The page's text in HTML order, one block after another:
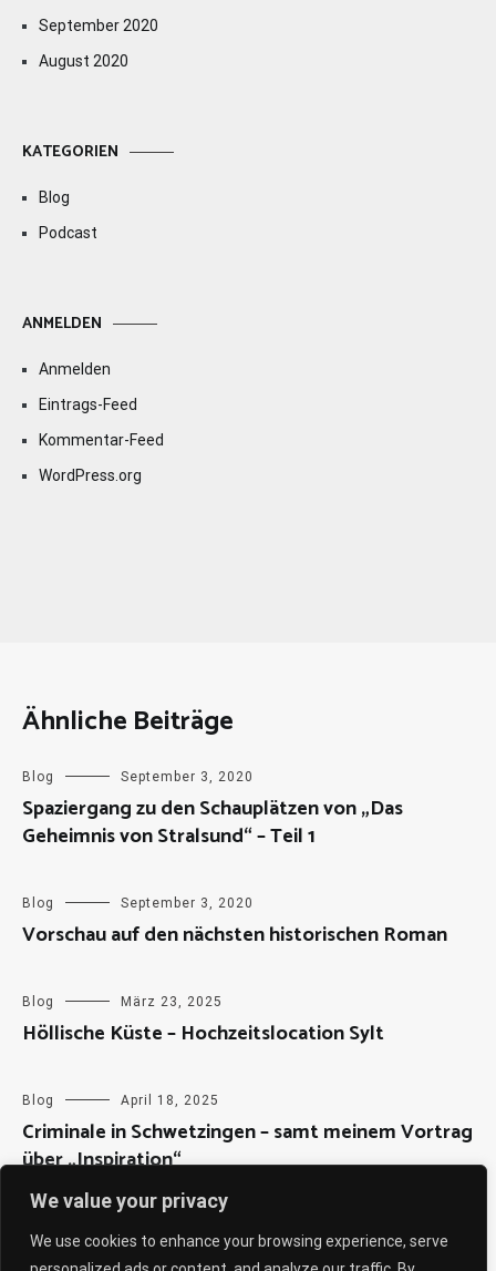
We value your privacy
We use cookies to enhance your browsing experience, serve
September 2020
August 2020
KATEGORIEN
Blog
Podcast
ANMELDEN
Anmelden
Eintrags-Feed
Kommentar-Feed
WordPress.org
Ähnliche Beiträge
Blog September 3, 2020
Spaziergang zu den Schauplätzen von „Das
Geheimnis von Stralsund“ – Teil 1
Blog September 3, 2020
Vorschau auf den nächsten historischen Roman
Blog März 23, 2025
Höllische Küste – Hochzeitslocation Sylt
Blog April 18, 2025
Criminale in Schwetzingen – samt meinem Vortrag
über „Inspiration“